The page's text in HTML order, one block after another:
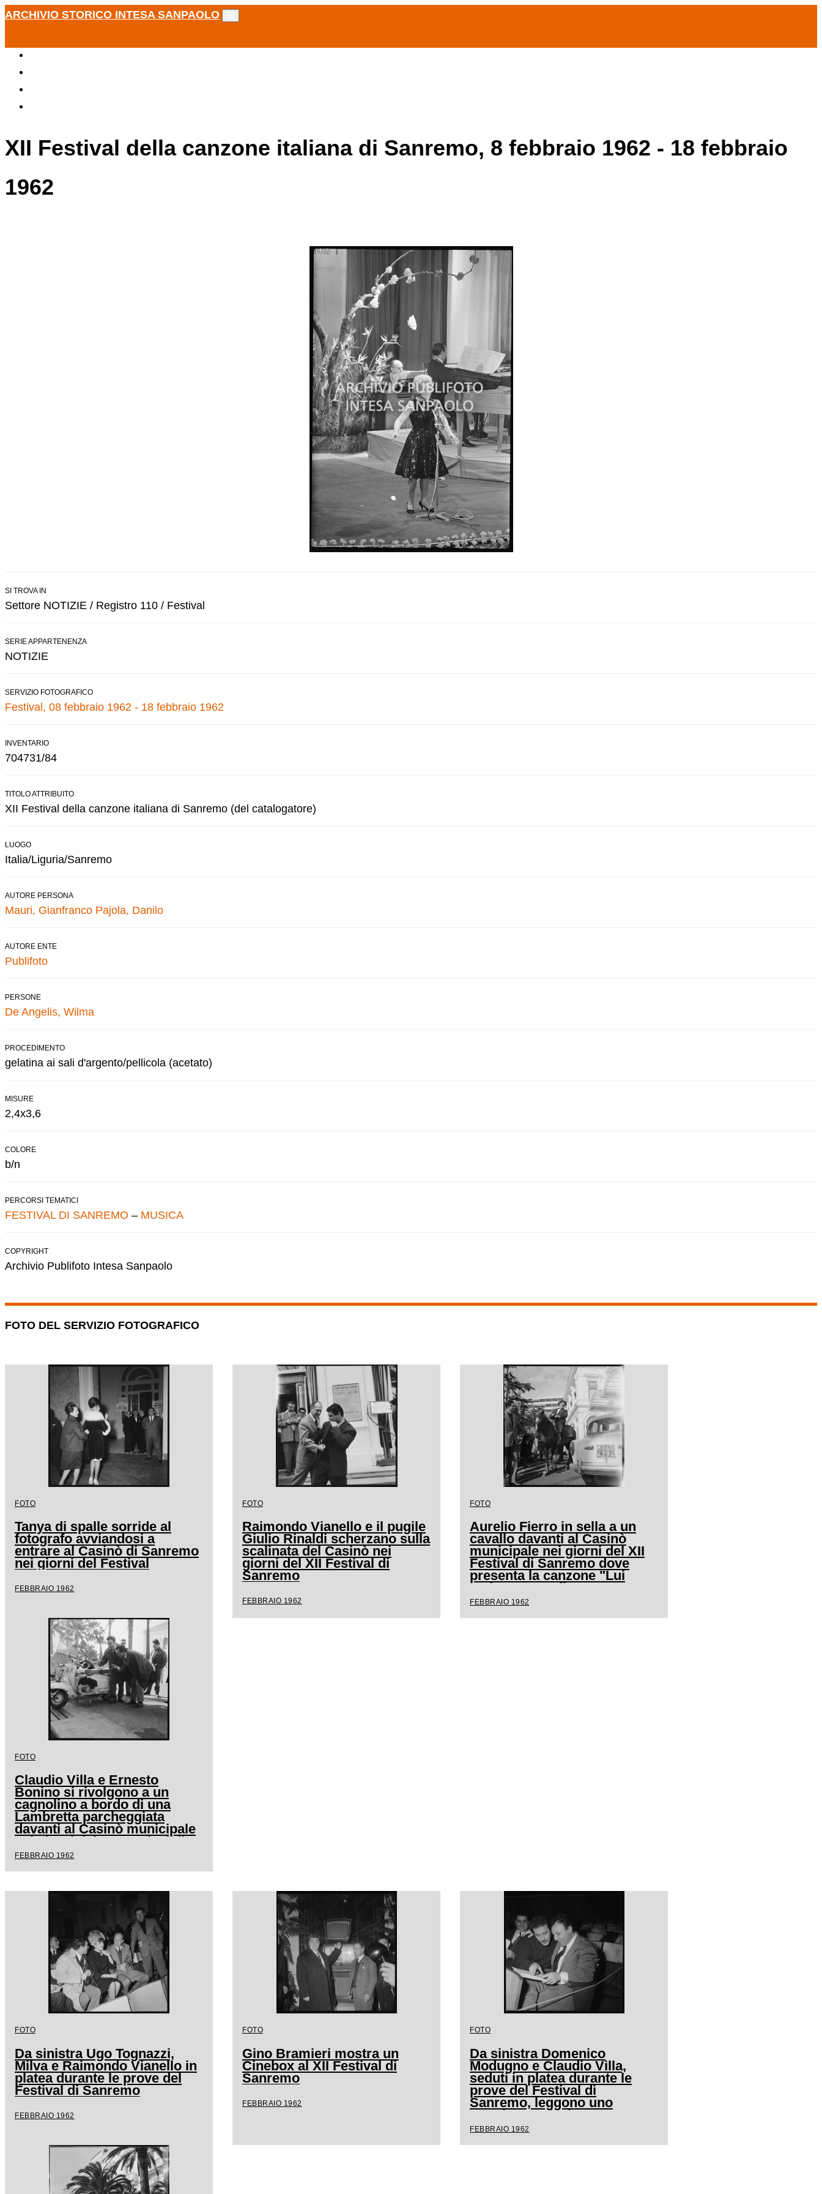
ARCHIVIO STORICO INTESA SANPAOLO
XII Festival della canzone italiana di Sanremo, 8 febbraio 1962 - 18 febbraio
1962
SI TROVA IN
Settore NOTIZIE / Registro 110 / Festival
SERIE APPARTENENZA
NOTIZIE
SERVIZIO FOTOGRAFICO
Festival, 08 febbraio 1962 - 18 febbraio 1962
INVENTARIO
704731/84
TITOLO ATTRIBUITO
XII Festival della canzone italiana di Sanremo (del catalogatore)
LUOGO
Italia/Liguria/Sanremo
AUTORE PERSONA
Mauri, Gianfranco Pajola, Danilo
AUTORE ENTE
Publifoto
PERSONE
De Angelis, Wilma
PROCEDIMENTO
gelatina ai sali d'argento/pellicola (acetato)
MISURE
2,4x3,6
COLORE
b/n
PERCORSI TEMATICI
FESTIVAL DI SANREMO – MUSICA
COPYRIGHT
Archivio Publifoto Intesa Sanpaolo
FOTO DEL SERVIZIO FOTOGRAFICO
FOTO
Tanya di spalle sorride al
fotografo avviandosi a
entrare al Casinò di Sanremo
nei giorni del Festival
FEBBRAIO 1962
FOTO
Raimondo Vianello e il pugile
Giulio Rinaldi scherzano sulla
scalinata del Casinò nei
giorni del XII Festival di
Sanremo
FEBBRAIO 1962
FOTO
Aurelio Fierro in sella a un
cavallo davanti al Casinò
municipale nei giorni del XII
Festival di Sanremo dove
presenta la canzone "Lui
andava a cavallo"
FEBBRAIO 1962
FOTO
Claudio Villa e Ernesto
Bonino si rivolgono a un
cagnolino a bordo di una
Lambretta parcheggiata
davanti al Casinò municipale
nei giorni del XII Festival di
Sanremo
FEBBRAIO 1962
FOTO
Da sinistra Ugo Tognazzi,
Milva e Raimondo Vianello in
platea durante le prove del
Festival di Sanremo
FEBBRAIO 1962
FOTO
Gino Bramieri mostra un
Cinebox al XII Festival di
Sanremo
FEBBRAIO 1962
FOTO
Da sinistra Domenico
Modugno e Claudio Villa,
seduti in platea durante le
prove del Festival di
Sanremo, leggono uno
spartito musicale
FEBBRAIO 1962